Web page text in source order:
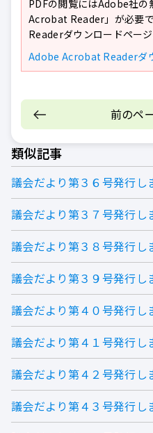
PDFの閲覧にはAdobe社
Acrobat Reader」が必要
Readerダウンロードペー
Adobe Acrobat Readerダ
前のペ
類似記事
議会だより第３６号発行し
議会だより第３７号発行し
議会だより第３８号発行し
議会だより第３９号発行し
議会だより第４０号発行し
議会だより第４１号発行し
議会だより第４２号発行し
議会だより第４３号発行し